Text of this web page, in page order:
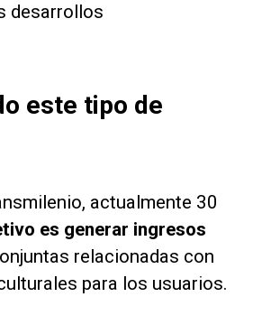
desarrollos
este tipo de
actualmente 30
es generar ingresos
relacionadas con
para los usuarios.